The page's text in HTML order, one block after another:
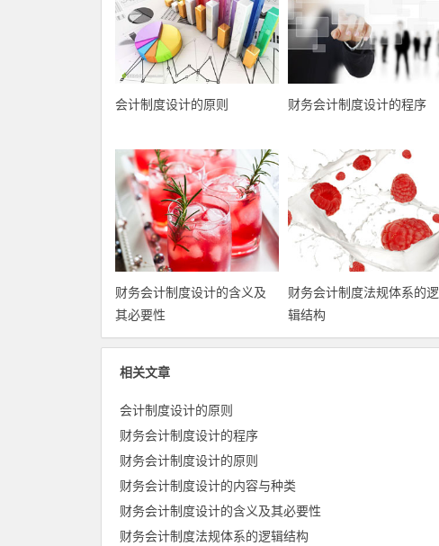
会计制度设计的原则 财务会计制度设计的程序
财务会计制度设计的含义及
其必要性
财务会计制度法规体系的逻
辑结构
相关文章
会计制度设计的原则
财务会计制度设计的程序
财务会计制度设计的原则
财务会计制度设计的内容与种类
财务会计制度设计的含义及其必要性
财务会计制度法规体系的逻辑结构